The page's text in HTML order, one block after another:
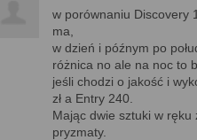
w porównaniu Discovery
ma,
w dzień i późnym po
różnica no ale na noc to
jeśli chodzi o jakość i
zł a Entry 240.
Mając dwie sztuki w ręku
pryzmaty.